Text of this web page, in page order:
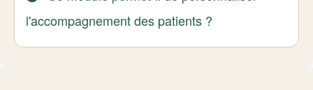
l'accompagnement des patients ?